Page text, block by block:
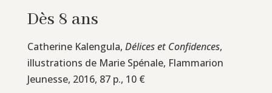
Dès 8 ans
Catherine Kalengula, Délices et Confidences,
illustrations de Marie Spénale, Flammarion
Jeunesse, 2016, 87 p., 10 €